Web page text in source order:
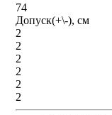
74
Допуск(+\-), см
2
2
2
2
2
2